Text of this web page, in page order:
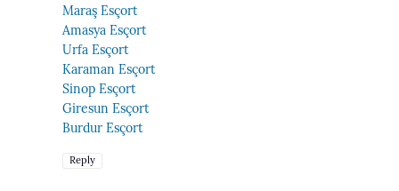
Maraş Esçort
Amasya Esçort
Urfa Esçort
Karaman Esçort
Sinop Esçort
Giresun Esçort
Burdur Esçort
Reply